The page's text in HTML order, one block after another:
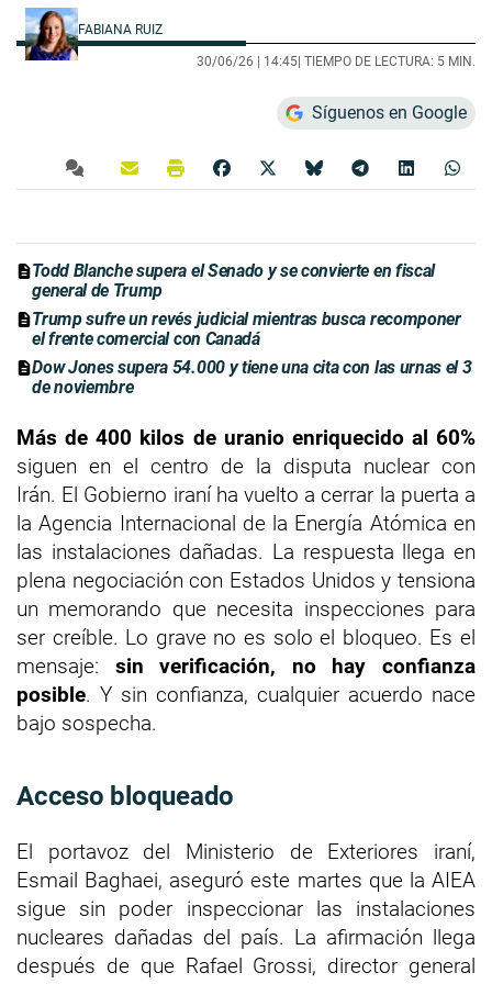
FABIANA RUIZ
30/06/26 | 14:45| TIEMPO DE LECTURA: 5 MIN.
Síguenos en Google
Todd Blanche supera el Senado y se convierte en fiscal
general de Trump
Trump sufre un revés judicial mientras busca recomponer
el frente comercial con Canadá
Dow Jones supera 54.000 y tiene una cita con las urnas el 3
de noviembre
Más de 400 kilos de uranio enriquecido al 60%
siguen en el centro de la disputa nuclear con
Irán. El Gobierno iraní ha vuelto a cerrar la puerta a
la Agencia Internacional de la Energía Atómica en
las instalaciones dañadas. La respuesta llega en
plena negociación con Estados Unidos y tensiona
un memorando que necesita inspecciones para
ser creíble. Lo grave no es solo el bloqueo. Es el
mensaje: sin verificación, no hay confianza
posible. Y sin confianza, cualquier acuerdo nace
bajo sospecha.
Acceso bloqueado
El portavoz del Ministerio de Exteriores iraní,
Esmail Baghaei, aseguró este martes que la AIEA
sigue sin poder inspeccionar las instalaciones
nucleares dañadas del país. La afirmación llega
después de que Rafael Grossi, director general